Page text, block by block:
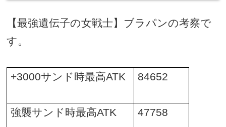
【最強遺伝子の女戦士】ブラパンの考察で
す。
+3000サンド時最高ATK 84652
強襲サンド時最高ATK 47758